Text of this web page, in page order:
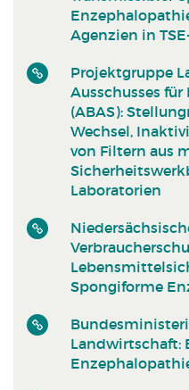
Agenzien in
Projektgruppe
Ausschusses
(ABAS):
Wechsel,
von Filtern aus
Laboratorien
Spongiforme
Landwirtschaft: